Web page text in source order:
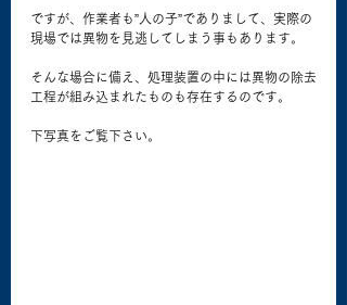
ですが、作業者も”人の子”でありまして、実際の
現場では異物を見逃してしまう事もあります。
そんな場合に備え、処理装置の中には異物の除去
工程が組み込まれたものも存在するのです。
下写真をご覧下さい。